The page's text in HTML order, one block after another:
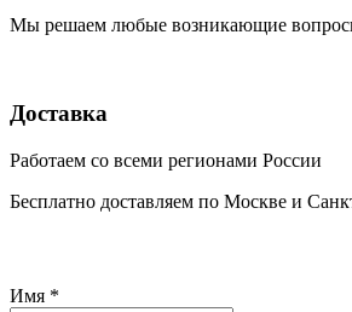
Мы решаем любые возникающие
Доставка
Работаем со всеми регионами России
Бесплатно доставляем по Москве и
Имя *